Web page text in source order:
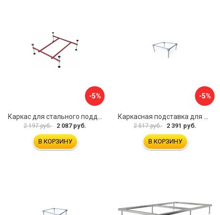
-5%
2 197 руб. 2 087 руб.
В КОРЗИНУ
-5%
2 517 руб. 2 391 руб.
В КОРЗИНУ